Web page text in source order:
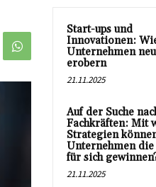
Start-ups und
Innovationen:
Unternehmen
erobern
21.11.2025
Auf der Suche
Fachkräften: Mit
Strategien
Unternehmen die
für sich
21.11.2025